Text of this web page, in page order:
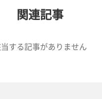
関連記事
する記事がありません